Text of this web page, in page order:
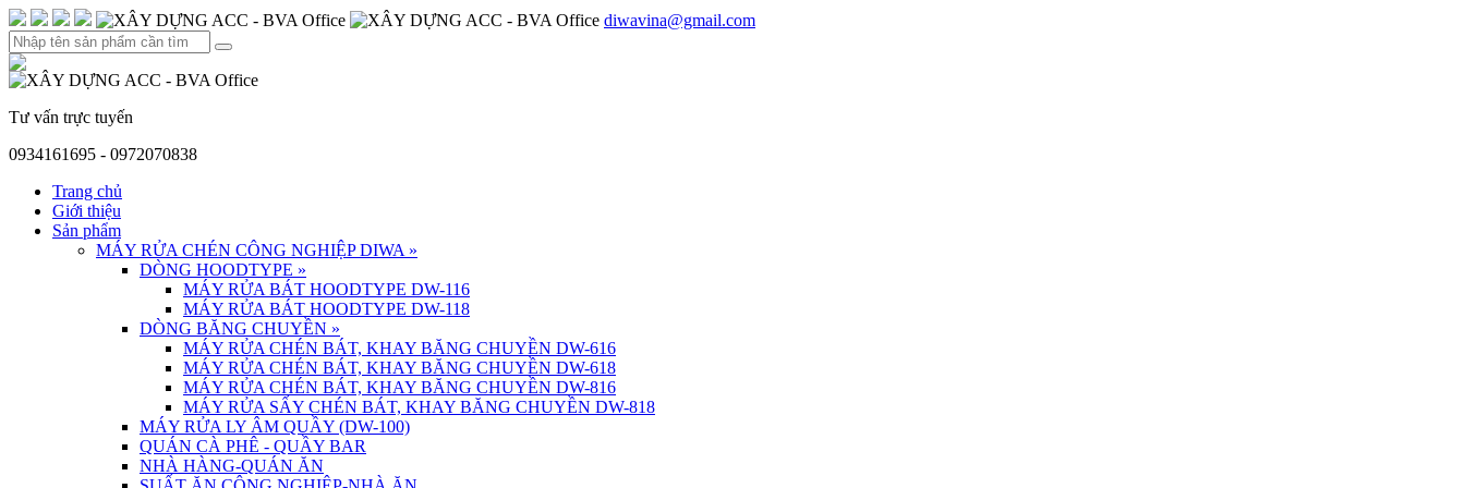
diwavina@gmail.com
Tư vấn trực tuyến
0934161695 - 0972070838
Trang chủ
Giới thiệu
Sản phẩm
MÁY RỬA CHÉN CÔNG NGHIỆP DIWA »
DÒNG HOODTYPE »
MÁY RỬA BÁT HOODTYPE DW-116
MÁY RỬA BÁT HOODTYPE DW-118
DÒNG BĂNG CHUYỀN »
MÁY RỬA CHÉN BÁT, KHAY BĂNG CHUYỀN DW-616
MÁY RỬA CHÉN BÁT, KHAY BĂNG CHUYỀN DW-618
MÁY RỬA CHÉN BÁT, KHAY BĂNG CHUYỀN DW-816
MÁY RỬA SẤY CHÉN BÁT, KHAY BĂNG CHUYỀN DW-818
MÁY RỬA LY ÂM QUẦY (DW-100)
QUÁN CÀ PHÊ - QUẦY BAR
NHÀ HÀNG-QUÁN ĂN